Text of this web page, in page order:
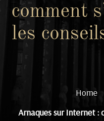
comment
les
Home
Arnaques sur Internet :